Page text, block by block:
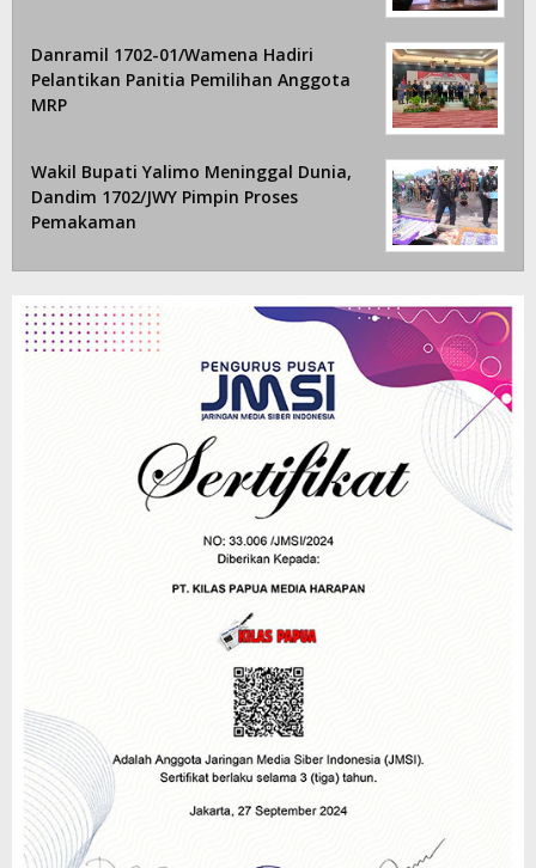
Danramil 1702-01/Wamena Hadiri
Pelantikan Panitia Pemilihan Anggota
MRP
Wakil Bupati Yalimo Meninggal Dunia,
Dandim 1702/JWY Pimpin Proses
Pemakaman